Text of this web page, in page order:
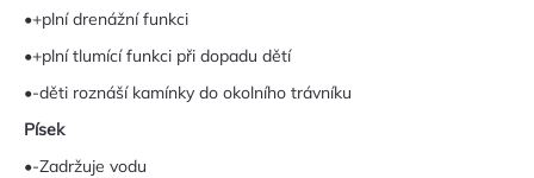
•+plní drenážní funkci
•+plní tlumící funkci při dopadu dětí
•-děti roznáší kamínky do okolního trávníku
Písek
•-Zadržuje vodu